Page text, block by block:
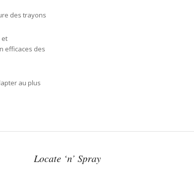
des trayons
et
efficaces des
au plus
Locate ‘n’ Spray